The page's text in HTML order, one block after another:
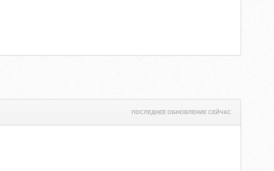
ПОСЛЕДНЕЕ ОБНОВЛЕНИЕ СЕЙЧАС